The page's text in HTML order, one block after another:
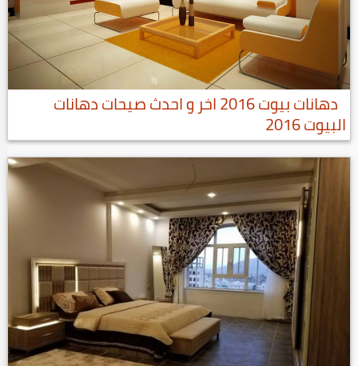
دهانات بيوت 2016 اخر و احدث صيحات دهانات
البيوت 2016